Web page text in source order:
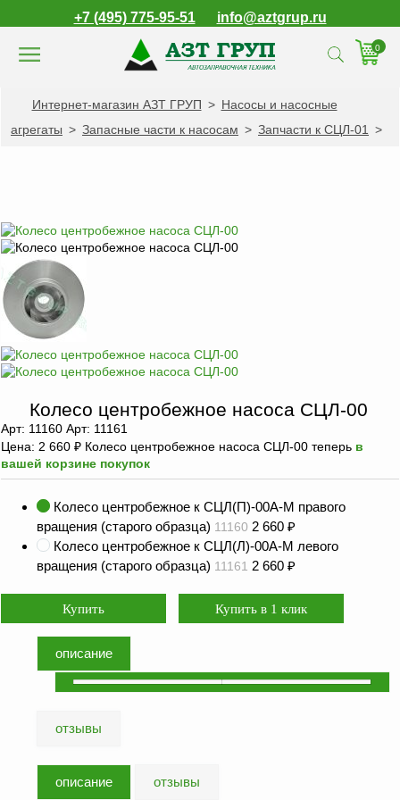
+7 (495) 775-95-51 info@aztgrup.ru
0
КАТАЛОГ ПРОДУКЦИИ
Топливораздаточные
Зарядные станции
для электромобилей
Погружные насосы к
ТРК и ГРК
Запасные части к
ТРК и ГРК
Электронное
оборудование
ТОПАЗ
Пульты управления,
контроллеры
Устройства громкой
связи и оповещения
Краны раздаточные,
з/ч и
Резервуарное
оборудование
Насосы и насосные
налива
Счетчики и фильтры
Интернет-магазин АЗТ ГРУП > Насосы и насосные
агрегаты > Запасные части к насосам > Запчасти к СЦЛ-01 >
Колесо центробежное насоса СЦЛ-00
Арт: 11160 Арт: 11161
Цена: 2 660 ₽ Колесо центробежное насоса СЦЛ-00 теперь в
вашей корзине покупок
Колесо центробежное к СЦЛ(П)-00А-М правого
вращения (старого образца) 11160 2 660 ₽
Колесо центробежное к СЦЛ(Л)-00А-М левого
вращения (старого образца) 11161 2 660 ₽
описание
отзывы
описание отзывы